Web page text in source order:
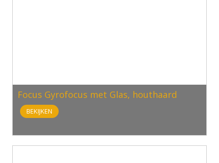
Focus Gyrofocus met Glas, houthaard
BEKIJKEN